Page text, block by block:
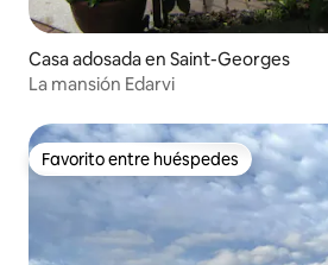
Casa adosada en Saint-Georges
La mansión Edarvi
Favorito entre huéspedes
Favorito entre huéspedes